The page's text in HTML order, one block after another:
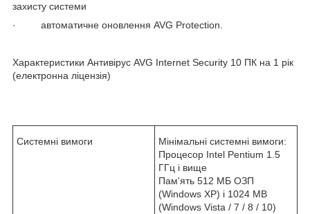
захисту системи
· автоматичне оновлення AVG Protection.
Характеристики Антивірус AVG Internet Security 10 ПК на 1 рік
(електронна ліцензія)
Системні вимоги
Мінімальні системні вимоги:
Процесор Intel Pentium 1.5
ГГц і вище
Пам'ять 512 МБ ОЗП
(Windows XP) і 1024 MB
(Windows Vista / 7 / 8 / 10)